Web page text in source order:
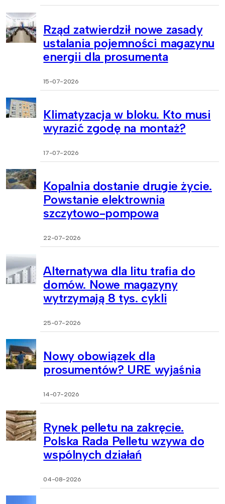
Rząd zatwierdził nowe zasady
ustalania pojemności magazynu
energii dla prosumenta
15-07-2026
Klimatyzacja w bloku. Kto musi
wyrazić zgodę na montaż?
17-07-2026
Kopalnia dostanie drugie życie.
Powstanie elektrownia
szczytowo-pompowa
22-07-2026
Alternatywa dla litu trafia do
domów. Nowe magazyny
wytrzymają 8 tys. cykli
25-07-2026
Nowy obowiązek dla
prosumentów? URE wyjaśnia
14-07-2026
Rynek pelletu na zakręcie.
Polska Rada Pelletu wzywa do
wspólnych działań
04-08-2026